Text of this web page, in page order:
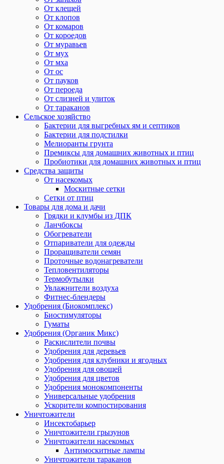
От клещей
От клопов
От комаров
От короедов
От муравьев
От мух
От мха
От ос
От пауков
От пероеда
От слизней и улиток
От тараканов
Сельское хозяйство
Бактерии для выгребных ям и септиков
Бактерии для подстилки
Мелиоранты грунта
Премиксы для домашних животных и птиц
Пробиотики для домашних животных и птиц
Средства защиты
От насекомых
Москитные сетки
Сетки от птиц
Товары для дома и дачи
Грядки и клумбы из ДПК
Ланчбоксы
Обогреватели
Отпариватели для одежды
Проращиватели семян
Проточные водонагреватели
Тепловентиляторы
Термобутылки
Увлажнители воздуха
Фитнес-блендеры
Удобрения (Биокомплекс)
Биостимуляторы
Гуматы
Удобрения (Органик Микс)
Раскислители почвы
Удобрения для деревьев
Удобрения для клубники и ягодных
Удобрения для овощей
Удобрения для цветов
Удобрения монокомпоненты
Универсальные удобрения
Ускорители компостирования
Уничтожители
Инсектобарьер
Уничтожители грызунов
Уничтожители насекомых
Антимоскитные лампы
Уничтожители тараканов